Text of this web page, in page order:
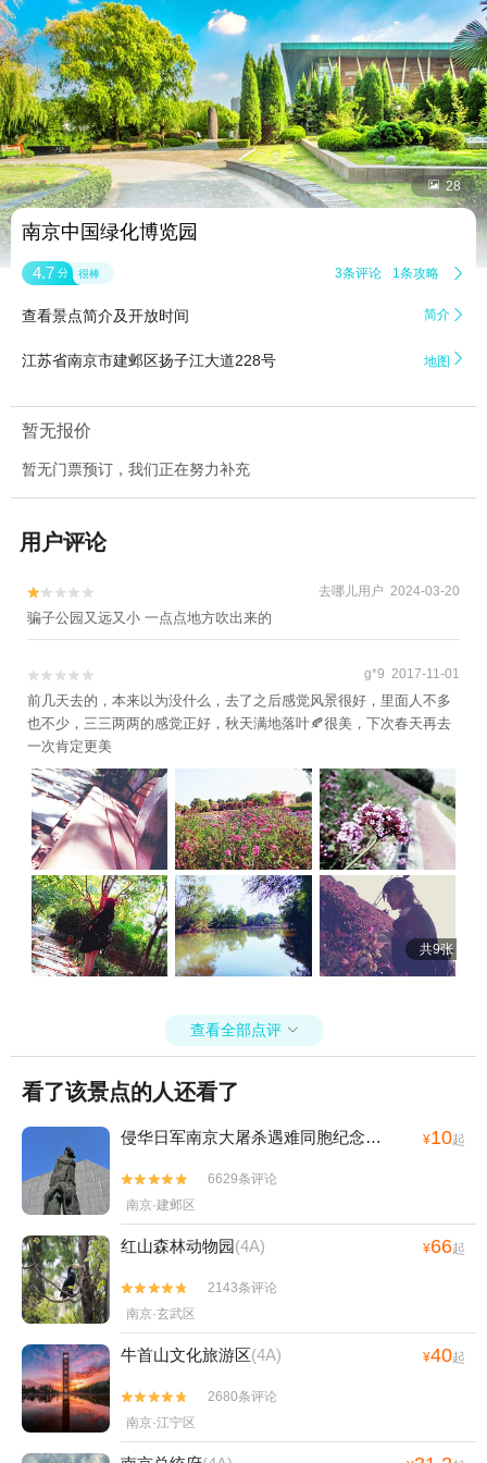
 28
南京中国绿化博览园
4.7 分 很棒 3条评论 1条攻略 
查看景点简介及开放时间 简介 
江苏省南京市建邺区扬子江大道228号 地图 
暂无报价
暂无门票预订，我们正在努力补充
用户评论

 去哪儿用户 2024-03-20
骗子公园又远又小 一点点地方吹出来的

 g*9 2017-11-01
前几天去的，本来以为没什么，去了之后感觉风景很好，里面人不多
也不少，三三两两的感觉正好，秋天满地落叶🍂很美，下次春天再去
一次肯定更美
共9张
查看全部点评 
看了该景点的人还看了
侵华日军南京大屠杀遇难同胞纪念馆 ¥10起


6629条评论
南京·建邺区
红山森林动物园(4A) ¥66起


2143条评论
南京·玄武区
牛首山文化旅游区(4A) ¥40起


2680条评论
南京·江宁区
